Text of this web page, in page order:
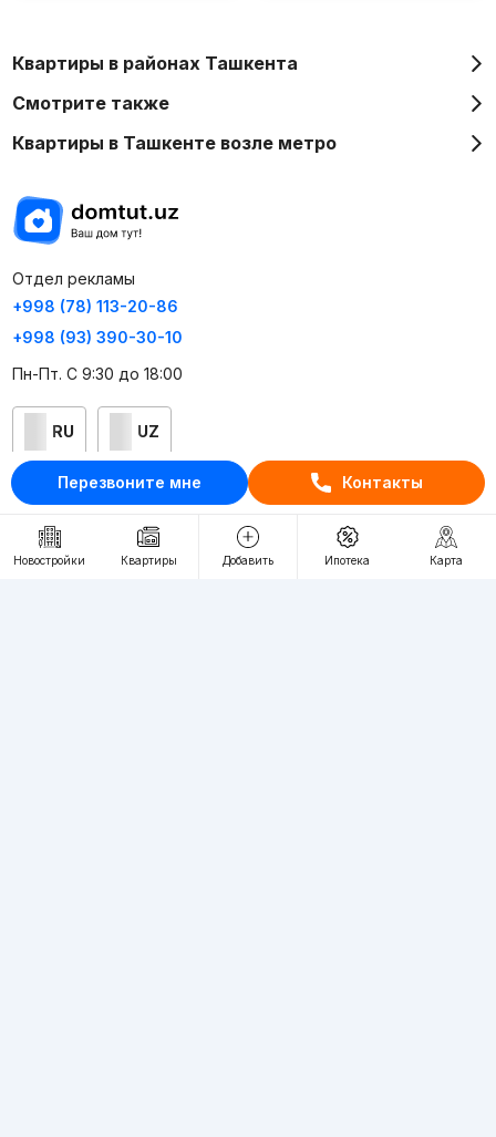
Перезвоните мне Контакты
Новостройки Квартиры Добавить Ипотека Карта
Квартиры в районах Ташкента
Смотрите также
Квартиры в Ташкенте возле метро
Отдел рекламы
+998 (78) 113-20-86
+998 (93) 390-30-10
Пн-Пт. С 9:30 до 18:00
RU UZ
Контакты
О проекте
Проект компании Webnow ©